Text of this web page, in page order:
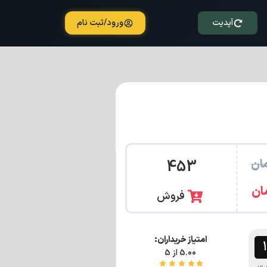
آپدیت ورود/ثبت نام
453
فروش
امتیاز خریداران:
5.00 از 5